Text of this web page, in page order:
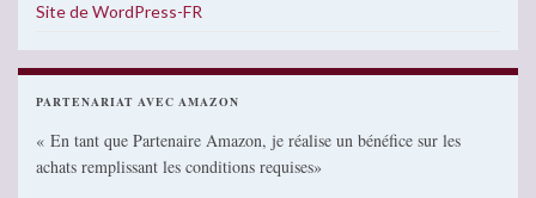
Site de WordPress-FR
PARTENARIAT AVEC AMAZON
« En tant que Partenaire Amazon, je réalise un bénéfice sur les
achats remplissant les conditions requises»